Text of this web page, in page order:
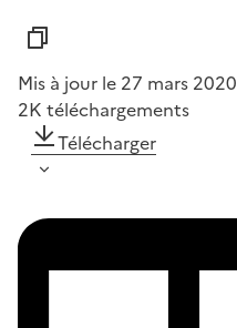
Mis à jour le 27 mars 2020
2K téléchargements
Télécharger